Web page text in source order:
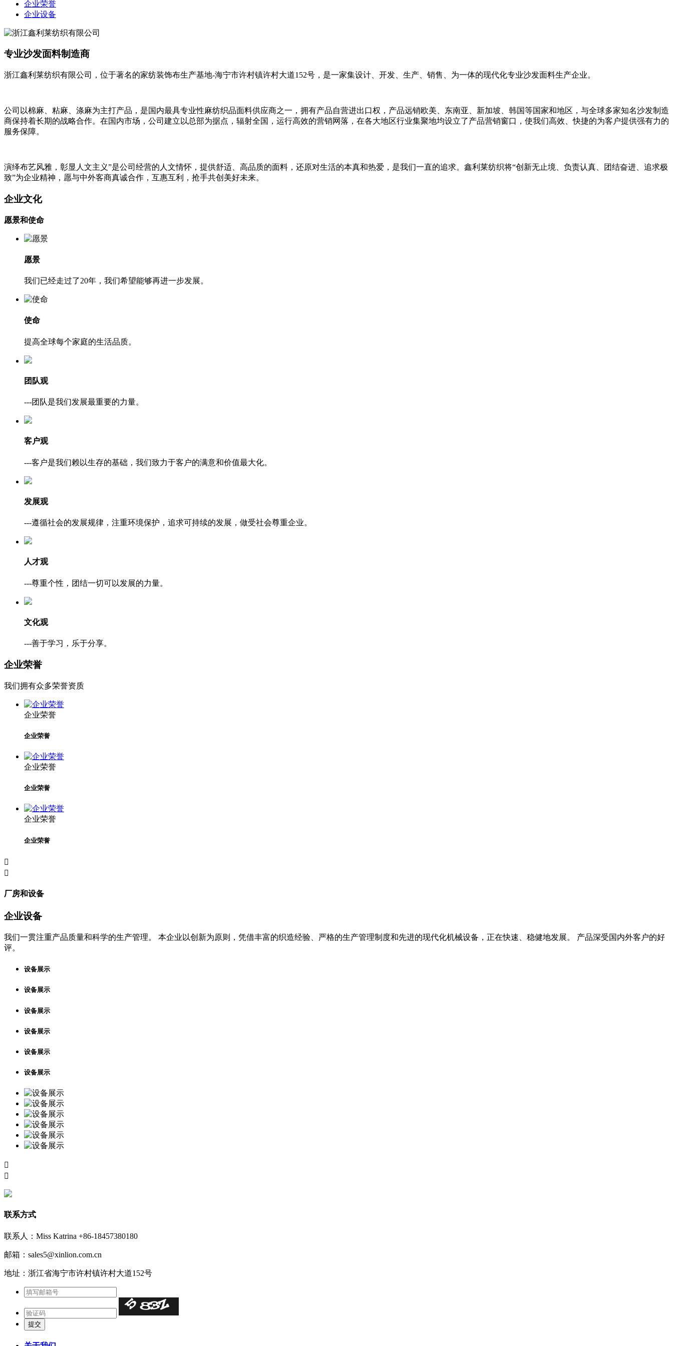
企业荣誉
企业设备
浙江鑫利莱纺织有限公司
专业沙发面料制造商
浙江鑫利莱纺织有限公司，位于著名的家纺装饰布生产基地-海宁市许村镇许村大道152号，是一家集设计、开发、生产、销售、为一体的现代化专业沙发面料生产企业。
公司以棉麻、粘麻、涤麻为主打产品，是国内最具专业性麻纺织品面料供应商之一，拥有产品自营进出口权，产品远销欧美、东南亚、新加坡、韩国等国家和地区，与全球多家知名沙发制造
商保持着长期的战略合作。在国内市场，公司建立以总部为据点，辐射全国，运行高效的营销网落，在各大地区行业集聚地均设立了产品营销窗口，使我们高效、快捷的为客户提供强有力的
服务保障。
演绎布艺风雅，彰显人文主义”是公司经营的人文情怀，提供舒适、高品质的面料，还原对生活的本真和热爱，是我们一直的追求。鑫利莱纺织将“创新无止境、负责认真、团结奋进、追求极
致”为企业精神，愿与中外客商真诚合作，互惠互利，抢手共创美好未来。
企业文化
愿景和使命
愿景
我们已经走过了20年，我们希望能够再进一步发展。
使命
提高全球每个家庭的生活品质。
团队观
---团队是我们发展最重要的力量。
客户观
---客户是我们赖以生存的基础，我们致力于客户的满意和价值最大化。
发展观
---遵循社会的发展规律，注重环境保护，追求可持续的发展，做受社会尊重企业。
人才观
---尊重个性，团结一切可以发展的力量。
文化观
---善于学习，乐于分享。
企业荣誉
我们拥有众多荣誉资质
企业荣誉
企业荣誉
企业荣誉
企业荣誉
企业荣誉
企业荣誉


厂房和设备
企业设备
我们一贯注重产品质量和科学的生产管理。 本企业以创新为原则，凭借丰富的织造经验、严格的生产管理制度和先进的现代化机械设备，正在快速、稳健地发展。 产品深受国内外客户的好
评。
设备展示
设备展示
设备展示
设备展示
设备展示
设备展示


联系方式
联系人：Miss Katrina +86-18457380180
邮箱：sales5@xinlion.com.cn
地址：浙江省海宁市许村镇许村大道152号